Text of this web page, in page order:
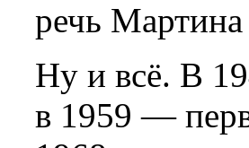
речь
Ну и всё. В
в 1959 —